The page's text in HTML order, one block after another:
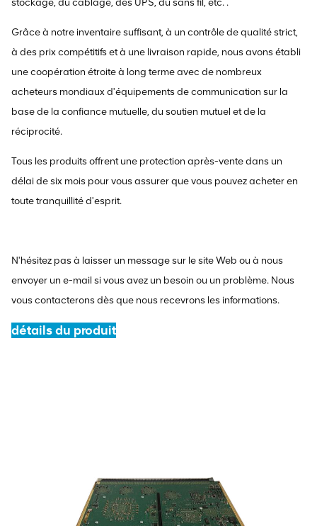
Grâce à notre inventaire suffisant, à un contrôle de qualité strict,
à des prix compétitifs et à une livraison rapide, nous avons établi
une coopération étroite à long terme avec de nombreux
acheteurs mondiaux d'équipements de communication sur la
base de la confiance mutuelle, du soutien mutuel et de la
réciprocité.
Tous les produits offrent une protection après-vente dans un
délai de six mois pour vous assurer que vous pouvez acheter en
toute tranquillité d'esprit.
N'hésitez pas à laisser un message sur le site Web ou à nous
envoyer un e-mail si vous avez un besoin ou un problème. Nous
vous contacterons dès que nous recevrons les informations.
détails du produit